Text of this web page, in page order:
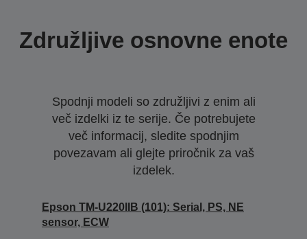
Združljive osnovne enote
Spodnji modeli so združljivi z enim ali
več izdelki iz te serije. Če potrebujete
več informacij, sledite spodnjim
povezavam ali glejte priročnik za vaš
izdelek.
Epson TM-U220IIB (101): Serial, PS, NE
sensor, ECW